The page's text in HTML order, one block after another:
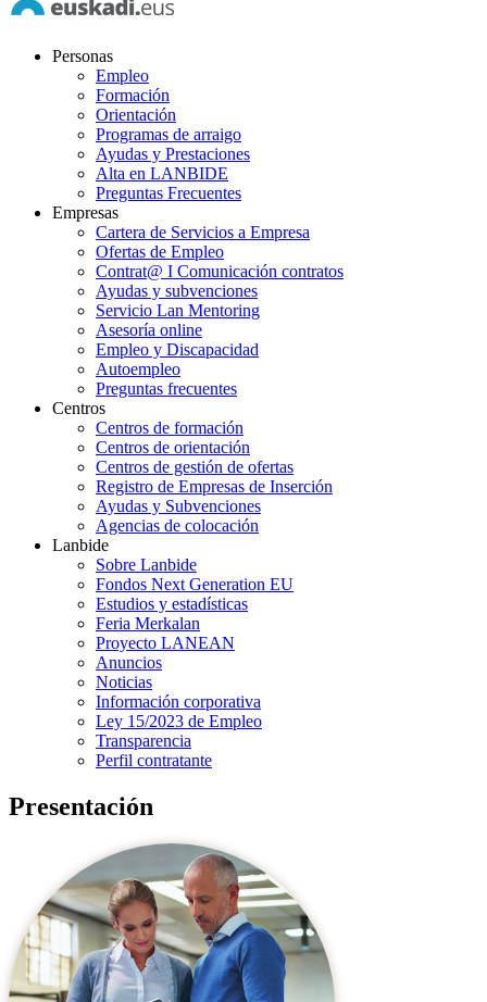
Personas
Empleo
Formación
Orientación
Programas de arraigo
Ayudas y Prestaciones
Alta en LANBIDE
Preguntas Frecuentes
Empresas
Cartera de Servicios a Empresa
Ofertas de Empleo
Contrat@ I Comunicación contratos
Ayudas y subvenciones
Servicio Lan Mentoring
Asesoría online
Empleo y Discapacidad
Autoempleo
Preguntas frecuentes
Centros
Centros de formación
Centros de orientación
Centros de gestión de ofertas
Registro de Empresas de Inserción
Ayudas y Subvenciones
Agencias de colocación
Lanbide
Sobre Lanbide
Fondos Next Generation EU
Estudios y estadísticas
Feria Merkalan
Proyecto LANEAN
Anuncios
Noticias
Información corporativa
Ley 15/2023 de Empleo
Transparencia
Perfil contratante
Presentación